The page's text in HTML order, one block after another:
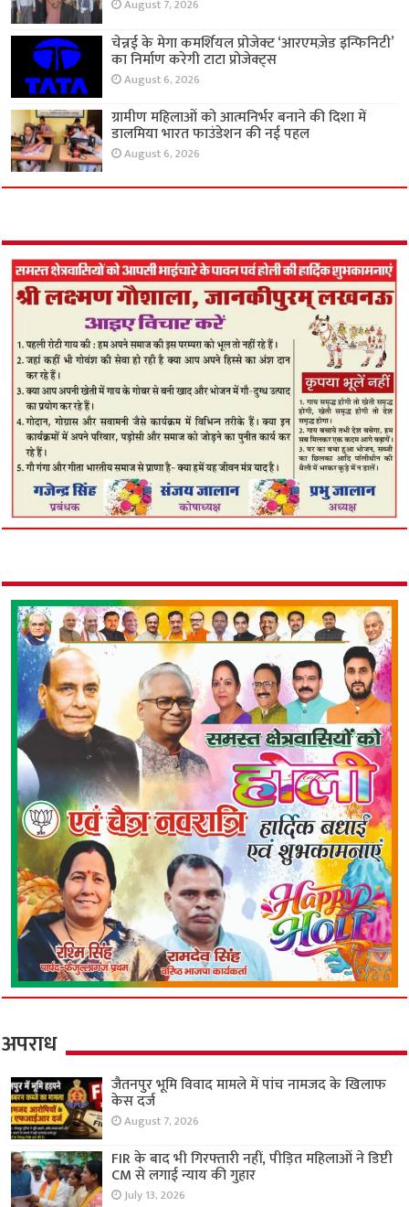
August 7, 2026
चेन्नई के मेगा कमर्शियल प्रोजेक्ट ‘आरएमज़ेड इन्फिनिटी’
का निर्माण करेगी टाटा प्रोजेक्ट्स
August 6, 2026
ग्रामीण महिलाओं को आत्मनिर्भर बनाने की दिशा में
डालमिया भारत फाउंडेशन की नई पहल
August 6, 2026
अपराध
जैतनपुर भूमि विवाद मामले में पांच नामजद के खिलाफ
केस दर्ज
August 7, 2026
FIR के बाद भी गिरफ्तारी नहीं, पीड़ित महिलाओं ने डिप्टी
CM से लगाई न्याय की गुहार
July 13, 2026